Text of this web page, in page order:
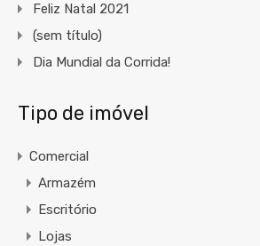
Feliz Natal 2021
(sem título)
Dia Mundial da Corrida!
Tipo de imóvel
Comercial
Armazém
Escritório
Lojas